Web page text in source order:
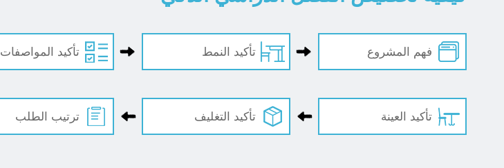
فهم المشروع تأكيد النمط تأكيد المواصفات
تأكيد العينة تأكيد التغليف ترتيب الطلب